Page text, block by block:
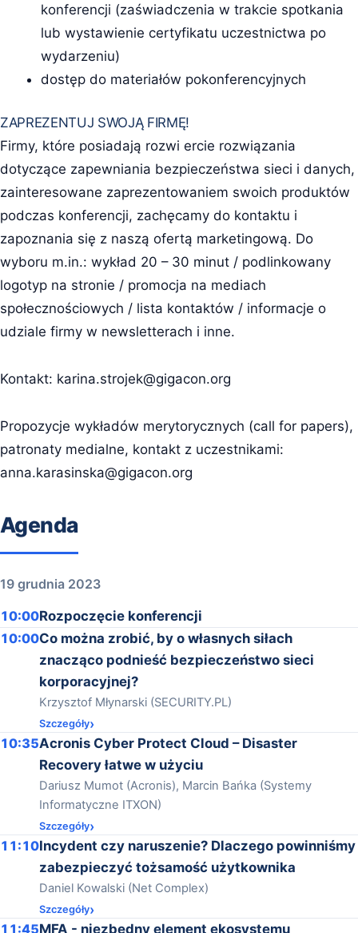
konferencji (zaświadczenia w trakcie spotkania
lub wystawienie certyfikatu uczestnictwa po
wydarzeniu)
dostęp do materiałów pokonferencyjnych
ZAPREZENTUJ SWOJĄ FIRMĘ!
Firmy, które posiadają rozwi ercie rozwiązania
dotyczące zapewniania bezpieczeństwa sieci i danych,
zainteresowane zaprezentowaniem swoich produktów
podczas konferencji, zachęcamy do kontaktu i
zapoznania się z naszą ofertą marketingową. Do
wyboru m.in.: wykład 20 – 30 minut / podlinkowany
logotyp na stronie / promocja na mediach
społecznościowych / lista kontaktów / informacje o
udziale firmy w newsletterach i inne.
Kontakt: karina.strojek@gigacon.org
Propozycje wykładów merytorycznych (call for papers),
patronaty medialne, kontakt z uczestnikami:
anna.karasinska@gigacon.org
Agenda
19 grudnia 2023
10:00Rozpoczęcie konferencji
10:00Co można zrobić, by o własnych siłach
znacząco podnieść bezpieczeństwo sieci
korporacyjnej?
Krzysztof Młynarski (SECURITY.PL)
Szczegóły
10:35Acronis Cyber Protect Cloud – Disaster
Recovery łatwe w użyciu
Dariusz Mumot (Acronis), Marcin Bańka (Systemy
Informatyczne ITXON)
Szczegóły
11:10Incydent czy naruszenie? Dlaczego powinniśmy
zabezpieczyć tożsamość użytkownika
Daniel Kowalski (Net Complex)
Szczegóły
11:45MFA - niezbędny element ekosystemu